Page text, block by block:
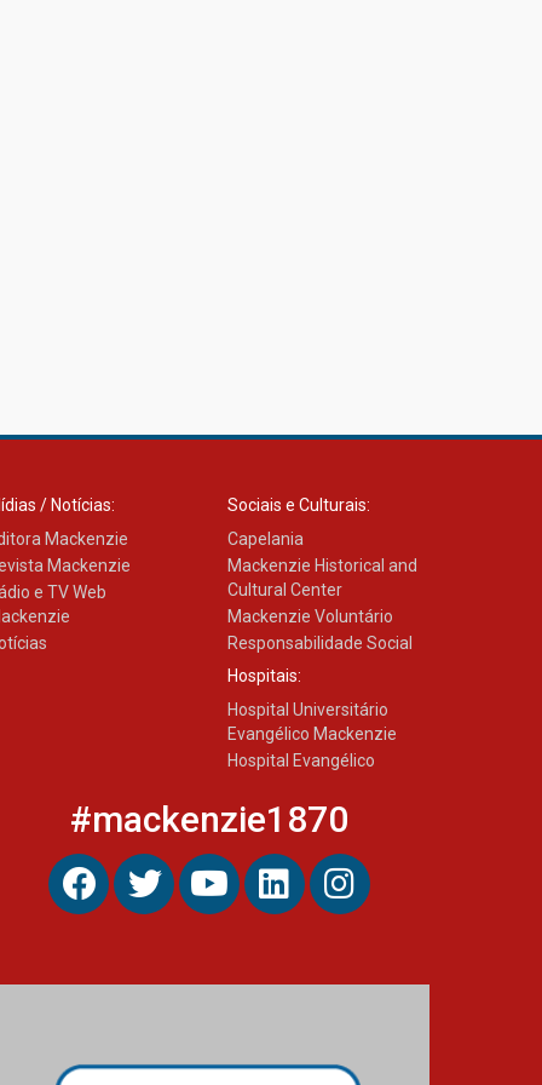
/ Notícias:
Mackenzie
Mackenzie
e TV Web
Sociais e Culturais:
Capelania
Mackenzie Historical and
Cultural Center
Mackenzie Voluntário
Responsabilidade Social
Hospitais:
Hospital Universitário
Evangélico Mackenzie
Hospital Evangélico
#mackenzie1870